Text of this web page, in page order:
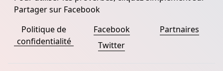
Partager sur Facebook
Politique de
confidentialité
Facebook
Twitter
Partnaires